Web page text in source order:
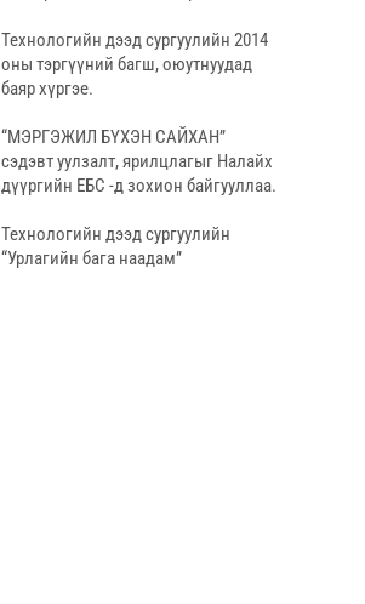
Технологийн дээд сургуулийн 2014
оны тэргүүний багш, оюутнуудад
баяр хүргэе.
“МЭРГЭЖИЛ БҮХЭН САЙХАН”
сэдэвт уулзалт, ярилцлагыг Налайх
дүүргийн ЕБС -д зохион байгууллаа.
Технологийн дээд сургуулийн
“Урлагийн бага наадам”